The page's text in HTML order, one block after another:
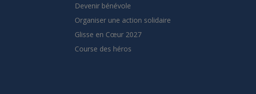
Devenir bénévole
Organiser une action solidaire
Glisse en Cœur 2027
Course des héros